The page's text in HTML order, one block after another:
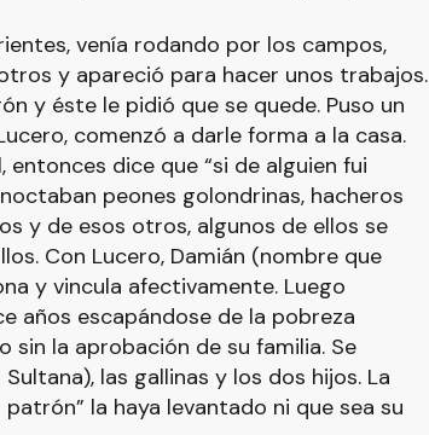
venía rodando por los campos,
y apareció para hacer unos trabajos.
y éste le pidió que se quede. Puso un
comenzó a darle forma a la casa.
dice que “si de alguien fui
peones golondrinas, hacheros
y de esos otros, algunos de ellos se
Con Lucero, Damián (nombre que
y vincula afectivamente. Luego
años escapándose de la pobreza
sin la aprobación de su familia. Se
las gallinas y los dos hijos. La
la haya levantado ni que sea su